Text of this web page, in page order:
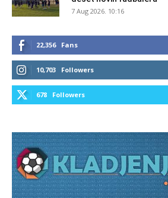
7 Aug 2026. 10:16
22,356 Fans
10,703 Followers
678 Followers